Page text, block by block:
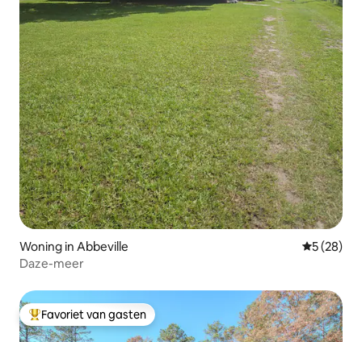
Woning in Abbeville
5 (28)
Daze-meer
Topfavoriet van gasten
Favoriet van gasten